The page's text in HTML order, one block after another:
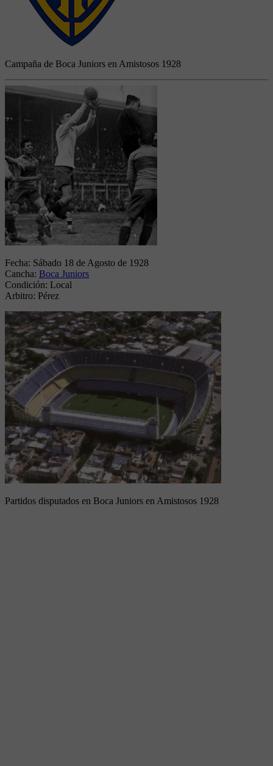
Campaña de Boca Juniors en Amistosos 1928
Fecha: Sábado 18 de Agosto de 1928
Cancha: Boca Juniors
Condición: Local
Arbitro: Pérez
Partidos disputados en Boca Juniors en Amistosos 1928